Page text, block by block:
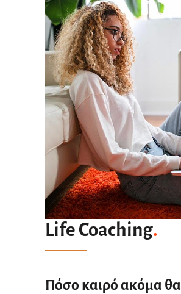
Life Coaching.
Πόσο καιρό ακόμα θα